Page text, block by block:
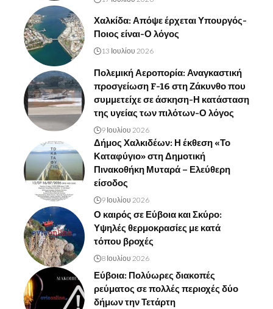
Χαλκίδα: Απόψε έρχεται Υπουργός-
Ποιος είναι-Ο λόγος
13 Ιουλίου 2026
Πολεμική Αεροπορία: Αναγκαστική
προσγείωση F-16 στη Ζάκυνθο που
συμμετείχε σε άσκηση-Η κατάσταση
της υγείας των πιλότων-Ο λόγος
9 Ιουλίου 2026
Δήμος Χαλκιδέων: Η έκθεση «Το
Καταφύγιο» στη Δημοτική
Πινακοθήκη Μυταρά – Ελεύθερη
είσοδος
9 Ιουλίου 2026
Ο καιρός σε Εύβοια και Σκύρο:
Υψηλές θερμοκρασίες με κατά
τόπου βροχές
8 Ιουλίου 2026
Εύβοια: Πολύωρες διακοπές
ρεύματος σε πολλές περιοχές δύο
δήμων την Τετάρτη